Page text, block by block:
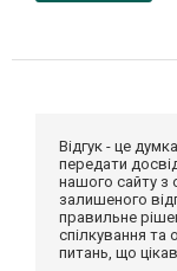
Відгук - це
передати
нашого сайту з
залишеного
правильне
спілкування
питань, що